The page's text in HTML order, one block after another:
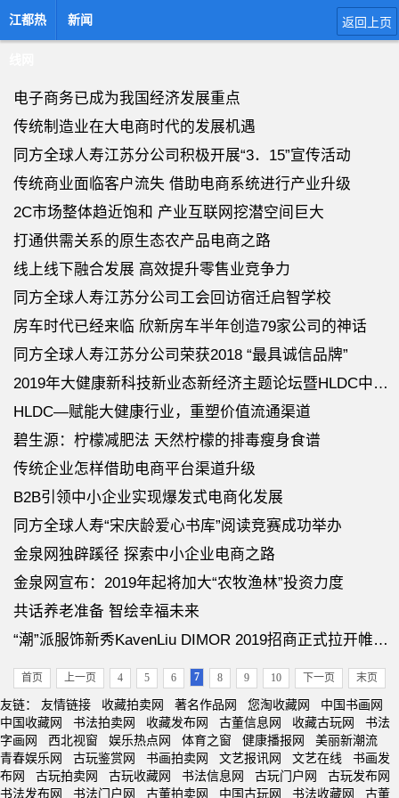
江都热 新闻 返回上页
电子商务已成为我国经济发展重点
传统制造业在大电商时代的发展机遇
同方全球人寿江苏分公司积极开展“3．15”宣传活动
传统商业面临客户流失 借助电商系统进行产业升级
2C市场整体趋近饱和 产业互联网挖潜空间巨大
打通供需关系的原生态农产品电商之路
线上线下融合发展 高效提升零售业竞争力
同方全球人寿江苏分公司工会回访宿迁启智学校
房车时代已经来临 欣新房车半年创造79家公司的神话
同方全球人寿江苏分公司荣获2018 “最具诚信品牌”
2019年大健康新科技新业态新经济主题论坛暨HLDC中国超级节点首发式在天津举
HLDC—赋能大健康行业，重塑价值流通渠道
碧生源：柠檬减肥法 天然柠檬的排毒瘦身食谱
传统企业怎样借助电商平台渠道升级
B2B引领中小企业实现爆发式电商化发展
同方全球人寿“宋庆龄爱心书库”阅读竞赛成功举办
金泉网独辟蹊径 探索中小企业电商之路
金泉网宣布：2019年起将加大“农牧渔林”投资力度
共话养老准备 智绘幸福未来
“潮”派服饰新秀KavenLiu DIMOR 2019招商正式拉开帷幕！
首页 上一页 4 5 6 7 8 9 10 下一页 末页
友链： 友情链接 收藏拍卖网 著名作品网 您淘收藏网
中国书画网
中国收藏网
书法拍卖网 收藏发布网 古董信息网 收藏古玩网
书法
字画网
西北视窗 娱乐热点网 体育之窗 健康播报网
美丽新潮流
青春娱乐网
古玩鉴赏网 书画拍卖网 文艺报讯网 文艺在线
书画发
布网
古玩拍卖网 古玩收藏网 书法信息网 古玩门户网
古玩发布网
书法发布网
书法门户网 古董拍卖网 中国古玩网 书法收藏网 古董